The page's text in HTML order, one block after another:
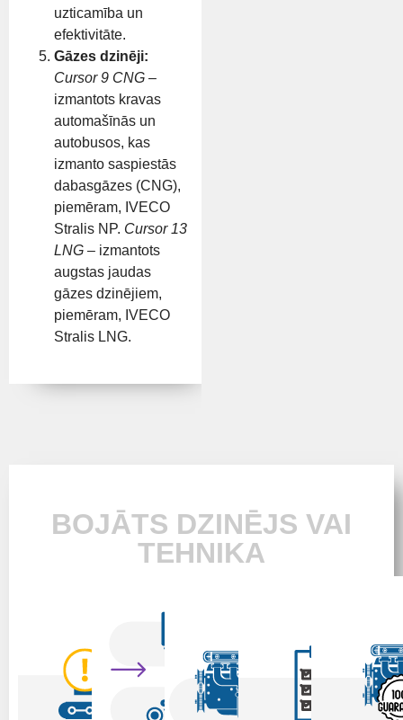
uzticamība un
efektivitāte.
Gāzes dzinēji:
Cursor 9 CNG –
izmantots kravas
automašīnās un
autobusos, kas
izmanto saspiestās
dabasgāzes (CNG),
piemēram, IVECO
Stralis NP. Cursor 13
LNG – izmantots
augstas jaudas
gāzes dzinējiem,
piemēram, IVECO
Stralis LNG.
BOJĀTS DZINĒJS VAI
TEHNIKA